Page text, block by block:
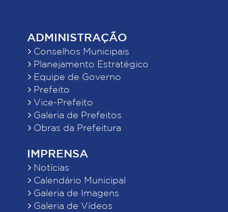
ADMINISTRAÇÃO
Conselhos Municipais
Planejamento Estratégico
Equipe de Governo
Prefeito
Vice-Prefeito
Galeria de Prefeitos
Obras da Prefeitura
IMPRENSA
Notícias
Calendário Municipal
Galeria de Imagens
Galeria de Vídeos